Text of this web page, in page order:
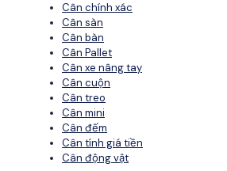
Cân chính xác
Cân sàn
Cân bàn
Cân Pallet
Cân xe nâng tay
Cân cuộn
Cân treo
Cân mini
Cân đếm
Cân tính giá tiền
Cân động vật